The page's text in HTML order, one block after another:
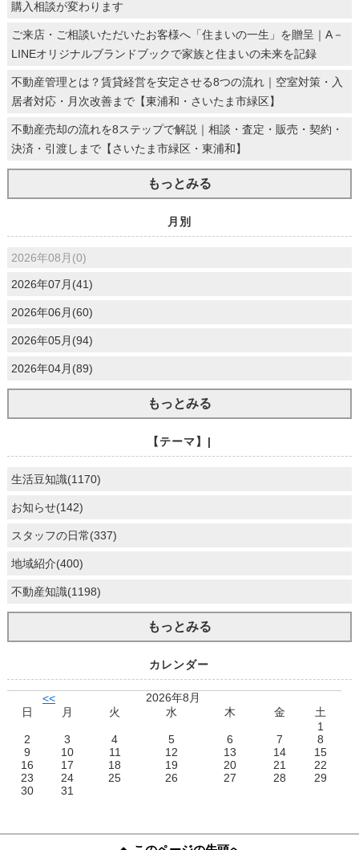
購入相談が変わります
ご来店・ご相談いただいたお客様へ「住まいの一生」を贈呈｜A－
LINEオリジナルブランドブックで家族と住まいの未来を記録
不動産管理とは？賃貸経営を安定させる8つの流れ｜空室対策・入
居者対応・月次改善まで【東浦和・さいたま市緑区】
不動産売却の流れを8ステップで解説｜相談・査定・販売・契約・
決済・引渡しまで【さいたま市緑区・東浦和】
もっとみる
月別
2026年08月(0)
2026年07月(41)
2026年06月(60)
2026年05月(94)
2026年04月(89)
もっとみる
【テーマ】|
生活豆知識(1170)
お知らせ(142)
スタッフの日常(337)
地域紹介(400)
不動産知識(1198)
もっとみる
カレンダー
<<
2026年8月
日
月 火 水 木 金
土
1
2
3 4 5 6 7
8
9
10 11 12 13 14
15
16
17 18 19 20 21
22
23
24 25 26 27 28
29
30
31